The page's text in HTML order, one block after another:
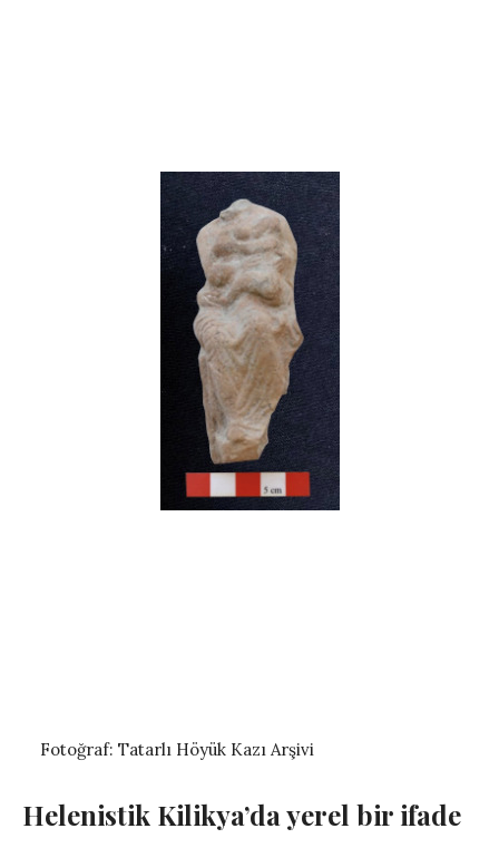
Fotoğraf: Tatarlı Höyük Kazı Arşivi
Helenistik Kilikya’da yerel bir ifade